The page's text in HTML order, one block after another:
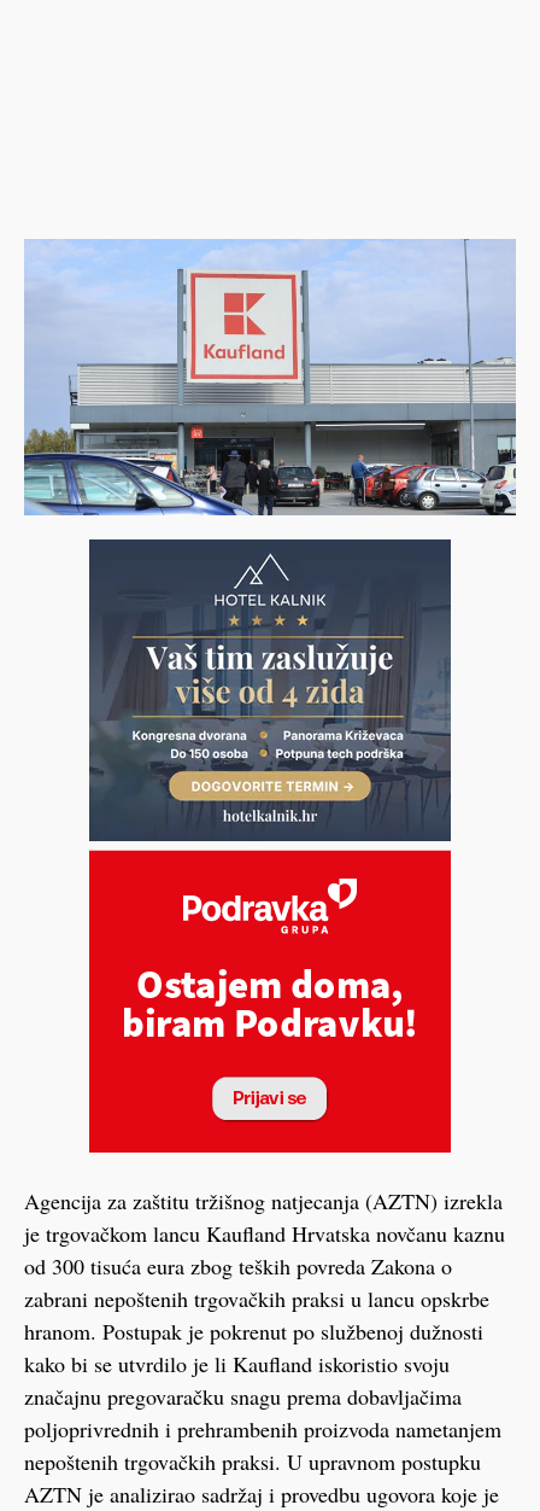
Agencija za zaštitu tržišnog natjecanja (AZTN) izrekla
je trgovačkom lancu Kaufland Hrvatska novčanu kaznu
od 300 tisuća eura zbog teških povreda Zakona o
zabrani nepoštenih trgovačkih praksi u lancu opskrbe
hranom. Postupak je pokrenut po službenoj dužnosti
kako bi se utvrdilo je li Kaufland iskoristio svoju
značajnu pregovaračku snagu prema dobavljačima
poljoprivrednih i prehrambenih proizvoda nametanjem
nepoštenih trgovačkih praksi. U upravnom postupku
AZTN je analizirao sadržaj i provedbu ugovora koje je